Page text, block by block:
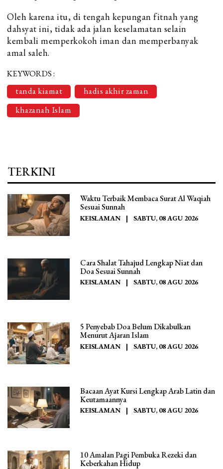
Oleh karena itu, di tengah kepungan fitnah yang
dahsyat ini, tidak ada jalan keselamatan selain
kembali memperkokoh iman dan memperbanyak
amal saleh.
KEYWORDS :
tanda kiamat
hadis akhir zaman
khazanah Islam
TERKINI
Waktu Terbaik Membaca Surat Al Waqiah
Sesuai Sunnah
KEISLAMAN | SABTU, 08 AGU 2026
Cara Shalat Tahajud Lengkap Niat dan
Doa Sesuai Sunnah
KEISLAMAN | SABTU, 08 AGU 2026
5 Penyebab Doa Belum Dikabulkan
Menurut Ajaran Islam
KEISLAMAN | SABTU, 08 AGU 2026
Bacaan Ayat Kursi Lengkap Arab Latin dan
Keutamaannya
KEISLAMAN | SABTU, 08 AGU 2026
10 Amalan Pagi Pembuka Rezeki dan
Keberkahan Hidup